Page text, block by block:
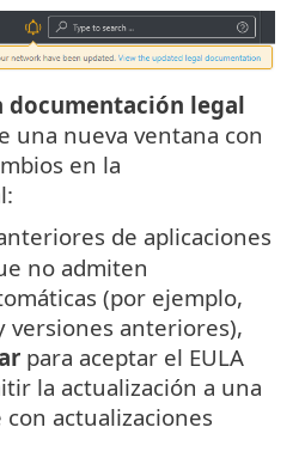
documentación legal
una nueva ventana con
en la
de aplicaciones
no admiten
(por ejemplo,
versiones anteriores),
para aceptar el EULA
la actualización a una
actualizaciones